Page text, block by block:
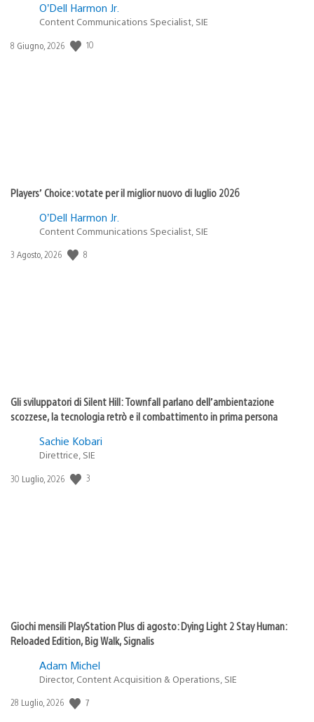
O’Dell Harmon Jr.
Content Communications Specialist, SIE
Data
8 Giugno, 2026 10
Players’ Choice: votate per il miglior nuovo di luglio 2026
O’Dell Harmon Jr.
Content Communications Specialist, SIE
Data
3 Agosto, 2026 8
Gli sviluppatori di Silent Hill: Townfall parlano dell’ambientazione
scozzese, la tecnologia retrò e il combattimento in prima persona
Sachie Kobari
Direttrice, SIE
Data
30 Luglio, 2026 3
Giochi mensili PlayStation Plus di agosto: Dying Light 2 Stay Human:
Reloaded Edition, Big Walk, Signalis
Adam Michel
Director, Content Acquisition & Operations, SIE
Data
28 Luglio, 2026 7